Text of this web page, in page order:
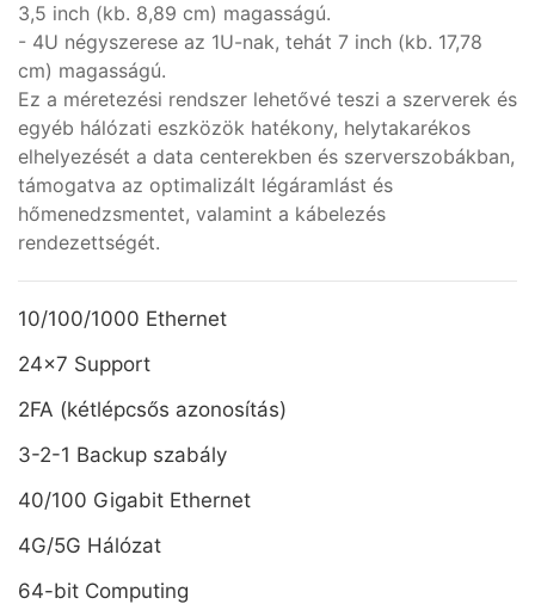
3,5 inch (kb. 8,89 cm) magasságú.
- 4U négyszerese az 1U-nak, tehát 7 inch (kb. 17,78
cm) magasságú.
Ez a méretezési rendszer lehetővé teszi a szerverek és
egyéb hálózati eszközök hatékony, helytakarékos
elhelyezését a data centerekben és szerverszobákban,
támogatva az optimalizált légáramlást és
hőmenedzsmentet, valamint a kábelezés
rendezettségét.
10/100/1000 Ethernet
24x7 Support
2FA (kétlépcsős azonosítás)
3-2-1 Backup szabály
40/100 Gigabit Ethernet
4G/5G Hálózat
64-bit Computing